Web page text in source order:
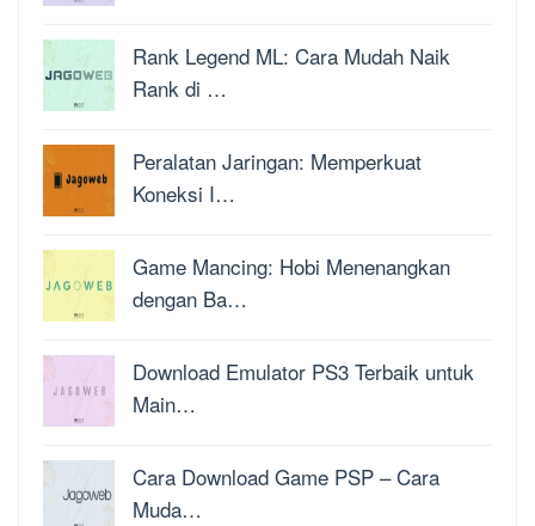
Rank Legend ML: Cara Mudah Naik
Rank di …
Peralatan Jaringan: Memperkuat
Koneksi I…
Game Mancing: Hobi Menenangkan
dengan Ba…
Download Emulator PS3 Terbaik untuk
Main…
Cara Download Game PSP – Cara
Muda…